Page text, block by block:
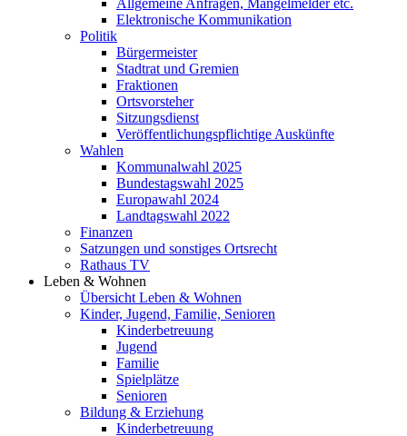
Allgemeine Anfragen, Mängelmelder etc.
Elektronische Kommunikation
Politik
Bürgermeister
Stadtrat und Gremien
Fraktionen
Ortsvorsteher
Sitzungsdienst
Veröffentlichungspflichtige Auskünfte
Wahlen
Kommunalwahl 2025
Bundestagswahl 2025
Europawahl 2024
Landtagswahl 2022
Finanzen
Satzungen und sonstiges Ortsrecht
Rathaus TV
Leben & Wohnen
Übersicht Leben & Wohnen
Kinder, Jugend, Familie, Senioren
Kinderbetreuung
Jugend
Familie
Spielplätze
Senioren
Bildung & Erziehung
Kinderbetreuung